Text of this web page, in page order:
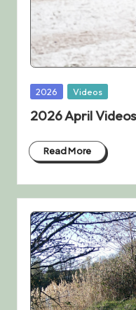
Posted
in2026 Videos
2026 April Videos
Read More